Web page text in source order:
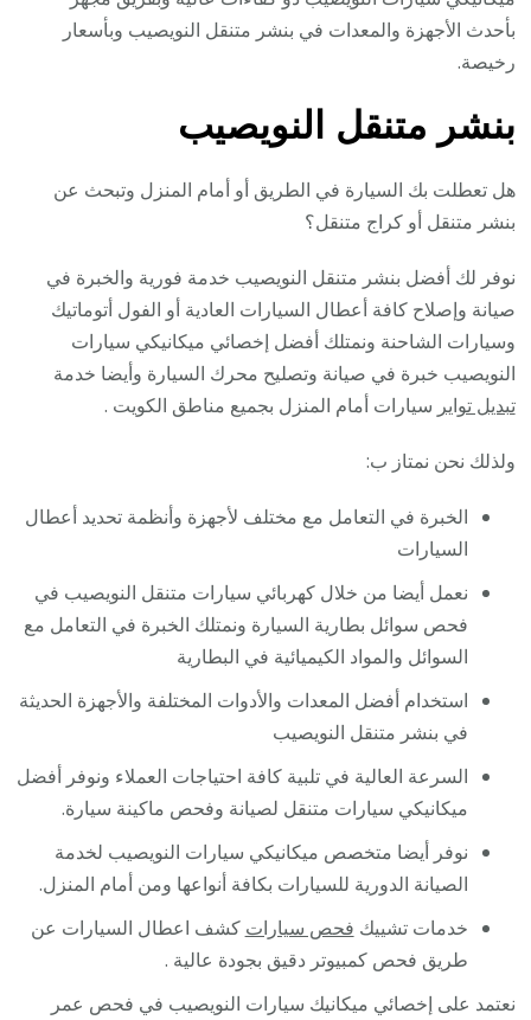
بأحدث الأجهزة والمعدات في بنشر متنقل النويصيب وبأسعار
رخيصة.
بنشر متنقل النويصيب
هل تعطلت بك السيارة في الطريق أو أمام المنزل وتبحث عن
بنشر متنقل أو كراج متنقل؟
نوفر لك أفضل بنشر متنقل النويصيب خدمة فورية والخبرة في
صيانة وإصلاح كافة أعطال السيارات العادية أو الفول أتوماتيك
وسيارات الشاحنة ونمتلك أفضل إخصائي ميكانيكي سيارات
النويصيب خبرة في صيانة وتصليح محرك السيارة وأيضا خدمة
تبديل تواير سيارات أمام المنزل بجميع مناطق الكويت .
ولذلك نحن نمتاز ب:
الخبرة في التعامل مع مختلف لأجهزة وأنظمة تحديد أعطال
السيارات
نعمل أيضا من خلال كهربائي سيارات متنقل النويصيب في
فحص سوائل بطارية السيارة ونمتلك الخبرة في التعامل مع
السوائل والمواد الكيميائية في البطارية
استخدام أفضل المعدات والأدوات المختلفة والأجهزة الحديثة
في بنشر متنقل النويصيب
السرعة العالية في تلبية كافة احتياجات العملاء ونوفر أفضل
ميكانيكي سيارات متنقل لصيانة وفحص ماكينة سيارة.
نوفر أيضا متخصص ميكانيكي سيارات النويصيب لخدمة
الصيانة الدورية للسيارات بكافة أنواعها ومن أمام المنزل.
خدمات تشييك فحص سيارات كشف اعطال السيارات عن
طريق فحص كمبيوتر دقيق بجودة عالية .
نعتمد على إخصائي ميكانيك سيارات النويصيب في فحص عمر